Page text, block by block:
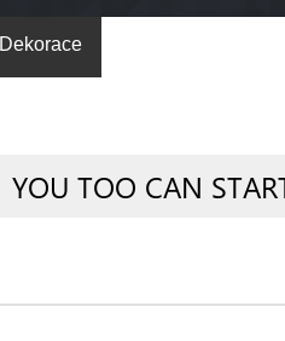
Dekorace
YOU TOO CAN